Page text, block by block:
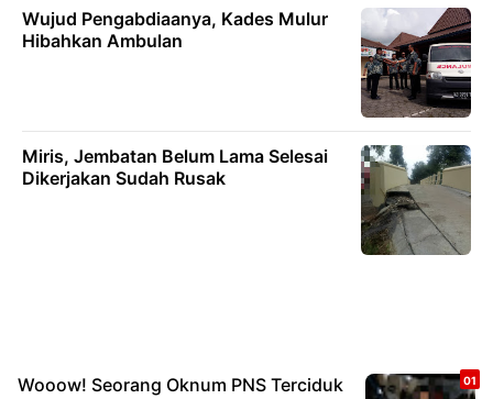
Wujud Pengabdiaanya, Kades Mulur
Hibahkan Ambulan
Miris, Jembatan Belum Lama Selesai
Dikerjakan Sudah Rusak
Wooow! Seorang Oknum PNS Terciduk